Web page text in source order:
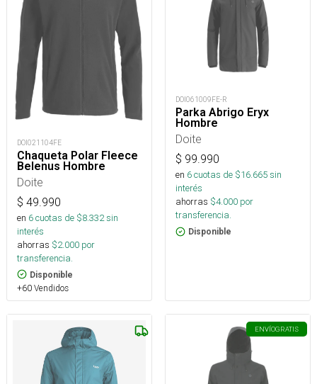
DOI021104FE
Chaqueta Polar Fleece
Belenus Hombre
Doite
$ 49.990
en 6cuotas de $8.332sin
interés
ahorras $2.000 por
transferencia.
Disponible
+60 Vendidos
DOI061009FE-R
Parka Abrigo Eryx
Hombre
Doite
$ 99.990
en 6cuotas de $16.665sin
interés
ahorras $4.000 por
transferencia.
Disponible
ENVÍOGRATIS